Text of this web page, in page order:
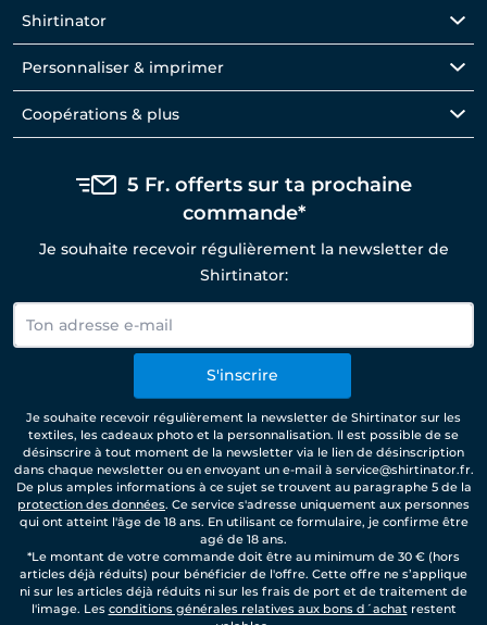
Shirtinator
Personnaliser & imprimer
Coopérations & plus
5 Fr. offerts sur ta prochaine
commande*
Je souhaite recevoir régulièrement la newsletter de
Shirtinator:
S'inscrire
Je souhaite recevoir régulièrement la newsletter de Shirtinator sur les
textiles, les cadeaux photo et la personnalisation. Il est possible de se
désinscrire à tout moment de la newsletter via le lien de désinscription
dans chaque newsletter ou en envoyant un e-mail à service@shirtinator.fr.
De plus amples informations à ce sujet se trouvent au paragraphe 5 de la
protection des données. Ce service s'adresse uniquement aux personnes
qui ont atteint l'âge de 18 ans. En utilisant ce formulaire, je confirme être
agé de 18 ans.
*Le montant de votre commande doit être au minimum de 30 € (hors
articles déjà réduits) pour bénéficier de l'offre. Cette offre ne s’applique
ni sur les articles déjà réduits ni sur les frais de port et de traitement de
l'image. Les conditions générales relatives aux bons d´achatrestent